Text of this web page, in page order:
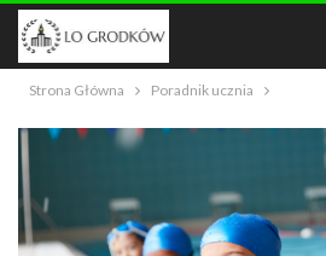
Strona Główna Poradnik ucznia